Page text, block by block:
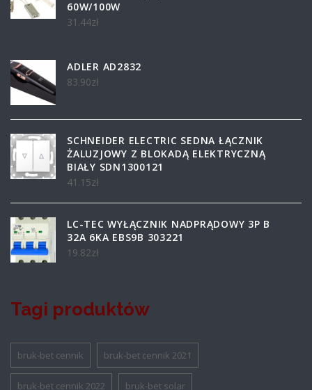
60W/100W
31.44zł
ADLER AD2832
83.90zł
SCHNEIDER ELECTRIC SEDNA ŁĄCZNIK
ŻALUZJOWY Z BLOKADĄ ELEKTRYCZNĄ
BIAŁY SDN1300121
41.15zł
LC-TEC WYŁĄCZNIK NADPRĄDOWY 3P B
32A 6KA EBS9B 303221
19.82zł
Tagi produktów
bruk-bet cennik bruk-bet cennik 2021
bruk-bet cennik 2022 bruk-bet solar